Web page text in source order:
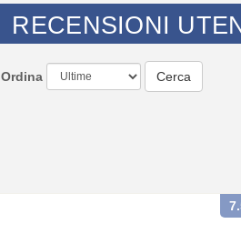
RECENSIONI
Ordina Cerca